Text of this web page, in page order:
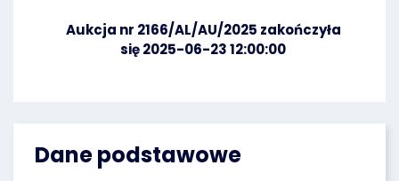
Dane podstawowe
Aukcja nr 2166/AL/AU/2025 zakończyła
się 2025-06-23 12:00:00